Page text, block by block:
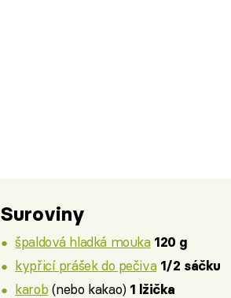
Suroviny
špaldová hladká mouka 120 g
kypřicí prášek do pečiva 1/2 sáčku
karob (nebo kakao) 1 lžička